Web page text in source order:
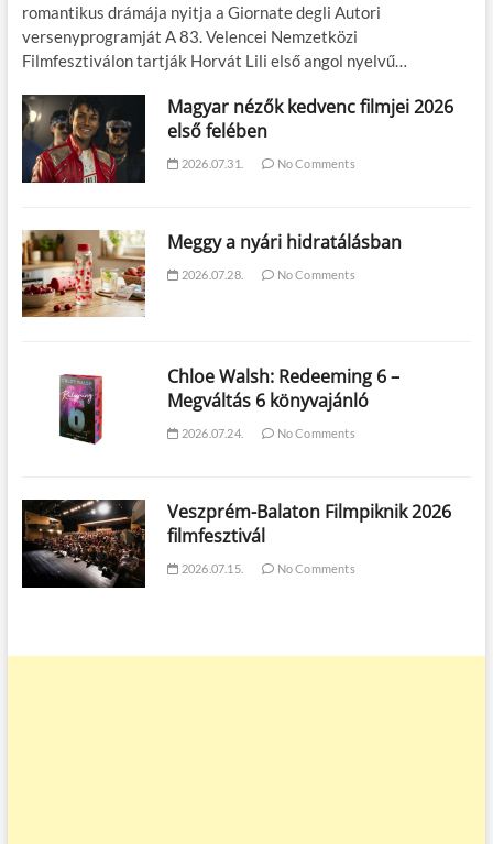
romantikus drámája nyitja a Giornate degli Autori
versenyprogramját A 83. Velencei Nemzetközi
Filmfesztiválon tartják Horvát Lili első angol nyelvű…
Magyar nézők kedvenc filmjei 2026
első felében
2026.07.31. No Comments
Meggy a nyári hidratálásban
2026.07.28. No Comments
Chloe Walsh: Redeeming 6 –
Megváltás 6 könyvajánló
2026.07.24. No Comments
Veszprém-Balaton Filmpiknik 2026
filmfesztivál
2026.07.15. No Comments